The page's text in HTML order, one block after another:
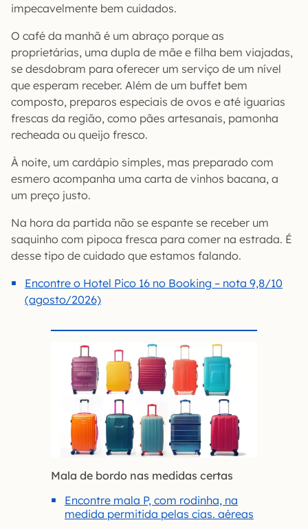
impecavelmente bem cuidados.
O café da manhã é um abraço porque as
proprietárias, uma dupla de mãe e filha bem viajadas,
se desdobram para oferecer um serviço de um nível
que esperam receber. Além de um buffet bem
composto, preparos especiais de ovos e até iguarias
frescas da região, como pães artesanais, pamonha
recheada ou queijo fresco.
À noite, um cardápio simples, mas preparado com
esmero acompanha uma carta de vinhos bacana, a
um preço justo.
Na hora da partida não se espante se receber um
saquinho com pipoca fresca para comer na estrada. É
desse tipo de cuidado que estamos falando.
Encontre o Hotel Pico 16 no Booking – nota 9,8/10
(agosto/2026)
Mala de bordo nas medidas certas
Encontre mala P, com rodinha, na
medida permitida pelas cias. aéreas